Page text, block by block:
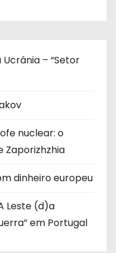
– “Setor
nuclear: o
Zaporizhzhia
dinheiro europeu
Leste (d)a
em Portugal